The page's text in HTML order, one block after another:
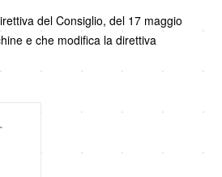
del Consiglio, del 17 maggio
e che modifica la direttiva